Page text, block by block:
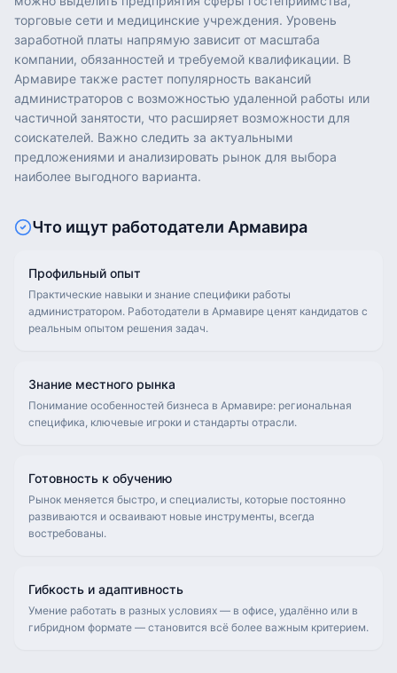
торговые сети и медицинские учреждения. Уровень
заработной платы напрямую зависит от масштаба
компании, обязанностей и требуемой квалификации. В
Армавире также растет популярность вакансий
администраторов с возможностью удаленной работы или
частичной занятости, что расширяет возможности для
соискателей. Важно следить за актуальными
предложениями и анализировать рынок для выбора
наиболее выгодного варианта.
Что ищут работодатели Армавира
Профильный опыт
Практические навыки и знание специфики работы
администратором. Работодатели в Армавире ценят кандидатов с
реальным опытом решения задач.
Знание местного рынка
Понимание особенностей бизнеса в Армавире: региональная
специфика, ключевые игроки и стандарты отрасли.
Готовность к обучению
Рынок меняется быстро, и специалисты, которые постоянно
развиваются и осваивают новые инструменты, всегда
востребованы.
Гибкость и адаптивность
Умение работать в разных условиях — в офисе, удалённо или в
гибридном формате — становится всё более важным критерием.